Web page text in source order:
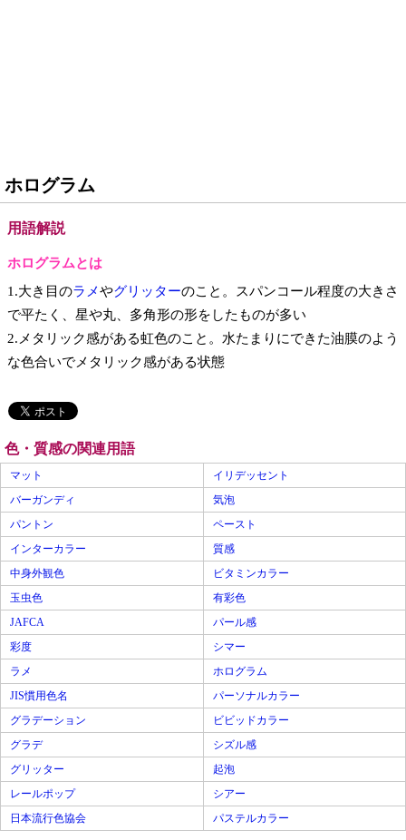
ホログラム
用語解説
ホログラムとは
1.大き目のラメやグリッターのこと。スパンコール程度の大きさ
で平たく、星や丸、多角形の形をしたものが多い
2.メタリック感がある虹色のこと。水たまりにできた油膜のよう
な色合いでメタリック感がある状態
色・質感の関連用語
マット
イリデッセント
バーガンディ
気泡
パントン
ペースト
インターカラー
質感
中身外観色
ビタミンカラー
玉虫色
有彩色
JAFCA
パール感
彩度
シマー
ラメ
ホログラム
JIS慣用色名
パーソナルカラー
グラデーション
ビビッドカラー
グラデ
シズル感
グリッター
起泡
レールポップ
シアー
日本流行色協会
パステルカラー